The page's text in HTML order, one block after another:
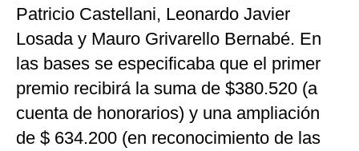
Patricio Castellani, Leonardo Javier
Losada y Mauro Grivarello Bernabé. En
las bases se especificaba que el primer
premio recibirá la suma de $380.520 (a
cuenta de honorarios) y una ampliación
de $ 634.200 (en reconocimiento de las